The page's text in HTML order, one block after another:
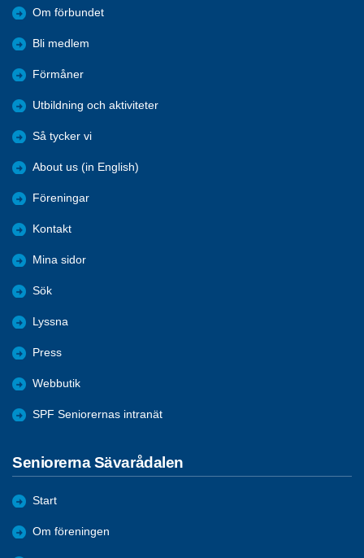
Om förbundet
Bli medlem
Förmåner
Utbildning och aktiviteter
Så tycker vi
About us (in English)
Föreningar
Kontakt
Mina sidor
Sök
Lyssna
Press
Webbutik
SPF Seniorernas intranät
Seniorerna Sävarådalen
Start
Om föreningen